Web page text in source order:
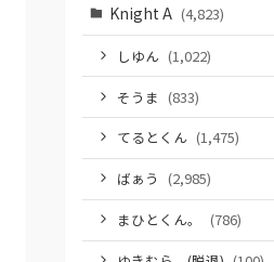
Knight A (4,823)
しゆん (1,022)
そうま (833)
てるとくん (1,475)
ばぁう (2,985)
まひとくん。
(786)